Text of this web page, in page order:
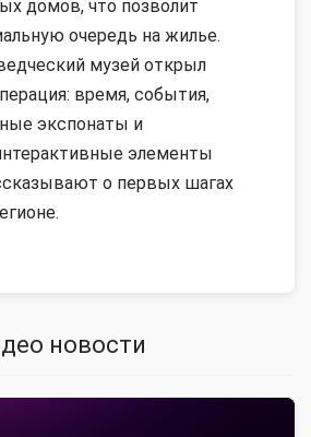
домов, что позволит
очередь на жилье.
музей открыл
время, события,
экспонаты и
элементы
о первых шагах
новости